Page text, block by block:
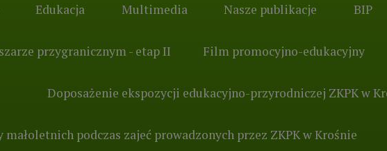
Edukacja Multimedia Nasze publikacje BIP
przygranicznym - etap II Film promocyjno-edukacyjny
Doposażenie ekspozycji edukacyjno-przyrodniczej ZKPK w
małoletnich podczas zajeć prowadzonych przez ZKPK w Krośnie